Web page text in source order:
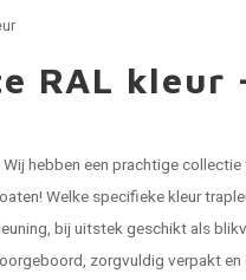
RAL kleur
hebben een prachtige collectie
Welke specifieke kleur
bij uitstek geschikt als
zorgvuldig verpakt